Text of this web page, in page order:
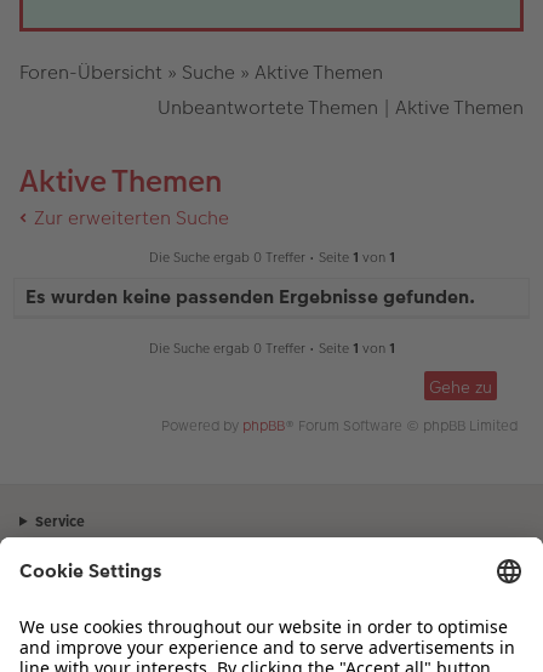
Foren-Übersicht » Suche » Aktive Themen
Unbeantwortete Themen | Aktive Themen
Aktive Themen
Zur erweiterten Suche
Die Suche ergab 0 Treffer • Seite 1 von 1
Es wurden keine passenden Ergebnisse gefunden.
Die Suche ergab 0 Treffer • Seite 1 von 1
Gehe zu
Powered by phpBB® Forum Software © phpBB Limited
Service
Sortiment